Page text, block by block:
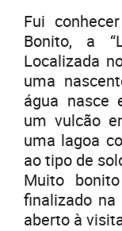
Fui
Bonito, a
Localizada
uma
água nasce
um vulcão
uma lagoa
ao tipo de
Muito
finalizado
aberto à